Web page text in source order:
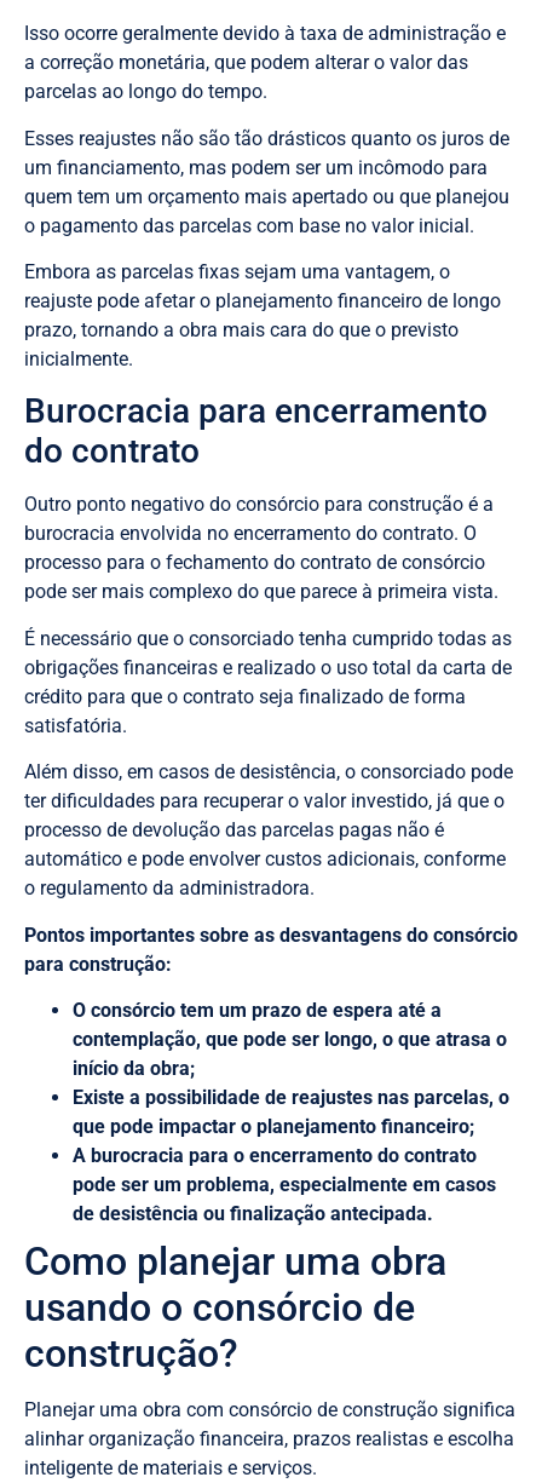
Isso ocorre geralmente devido à taxa de administração e
a correção monetária, que podem alterar o valor das
parcelas ao longo do tempo.
Esses reajustes não são tão drásticos quanto os juros de
um financiamento, mas podem ser um incômodo para
quem tem um orçamento mais apertado ou que planejou
o pagamento das parcelas com base no valor inicial.
Embora as parcelas fixas sejam uma vantagem, o
reajuste pode afetar o planejamento financeiro de longo
prazo, tornando a obra mais cara do que o previsto
inicialmente.
Burocracia para encerramento
do contrato
Outro ponto negativo do consórcio para construção é a
burocracia envolvida no encerramento do contrato. O
processo para o fechamento do contrato de consórcio
pode ser mais complexo do que parece à primeira vista.
É necessário que o consorciado tenha cumprido todas as
obrigações financeiras e realizado o uso total da carta de
crédito para que o contrato seja finalizado de forma
satisfatória.
Além disso, em casos de desistência, o consorciado pode
ter dificuldades para recuperar o valor investido, já que o
processo de devolução das parcelas pagas não é
automático e pode envolver custos adicionais, conforme
o regulamento da administradora.
Pontos importantes sobre as desvantagens do consórcio
para construção:
O consórcio tem um prazo de espera até a
contemplação, que pode ser longo, o que atrasa o
início da obra;
Existe a possibilidade de reajustes nas parcelas, o
que pode impactar o planejamento financeiro;
A burocracia para o encerramento do contrato
pode ser um problema, especialmente em casos
de desistência ou finalização antecipada.
Como planejar uma obra
usando o consórcio de
construção?
Planejar uma obra com consórcio de construção significa
alinhar organização financeira, prazos realistas e escolha
inteligente de materiais e serviços.